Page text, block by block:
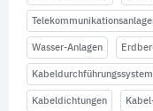
Wasser-Anlagen
Kabeldichtungen